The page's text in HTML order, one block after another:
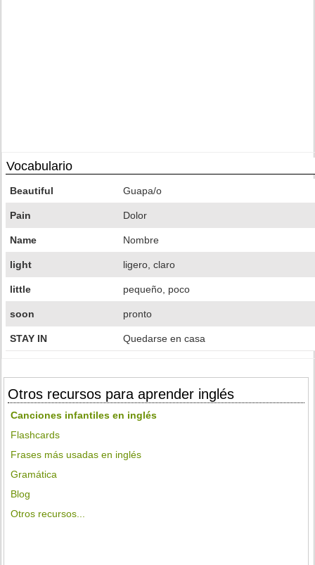
Vocabulario
Beautiful Guapa/o
Pain Dolor
Name Nombre
light ligero, claro
little pequeño, poco
soon pronto
STAY IN Quedarse en casa
Otros recursos para aprender inglés
Canciones infantiles en inglés
Flashcards
Frases más usadas en inglés
Gramática
Blog
Otros recursos...